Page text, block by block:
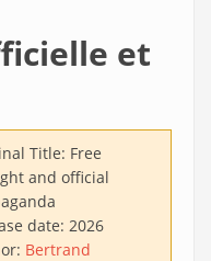
et
Title: Free
and official
date: 2026
Bertrand